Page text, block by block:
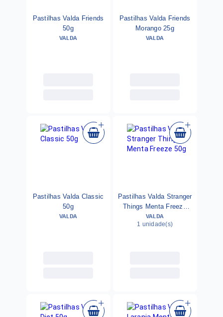
Pastilhas Valda Friends
50g
VALDA
Pastilhas Valda Friends
Morango 25g
VALDA
Pastilhas Valda Classic
50g
VALDA
Pastilhas Valda Stranger
Things Menta Freeze
50g
VALDA
1 unidade(s)